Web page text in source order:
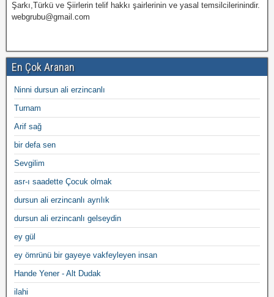
Şarkı,Türkü ve Şiirlerin telif hakkı şairlerinin ve yasal temsilcilerinindir.
webgrubu@gmail.com
En Çok Aranan
Ninni dursun ali erzincanlı
Turnam
Arif sağ
bir defa sen
Sevgilim
asr-ı saadette Çocuk olmak
dursun ali erzincanlı ayrılık
dursun ali erzincanlı gelseydin
ey gül
ey ömrünü bir gayeye vakfeyleyen insan
Hande Yener - Alt Dudak
ilahi